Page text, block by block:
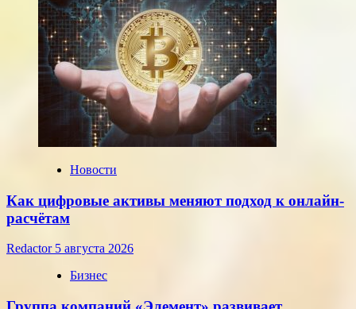
и
евро,
установленные
ЦБ
РФ
на
среду,
22
июля
2026
года
Новости
Как цифровые активы меняют подход к онлайн-
расчётам
Redactor 5 августа 2026
Бизнес